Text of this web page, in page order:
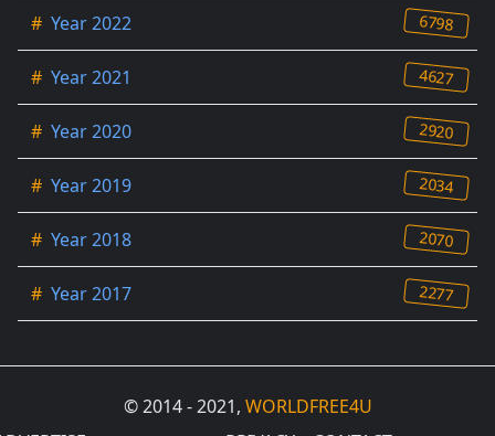
# Year 2022 6798
# Year 2021 4627
# Year 2020 2920
# Year 2019 2034
# Year 2018 2070
# Year 2017 2277
© 2014 - 2021, WORLDFREE4U